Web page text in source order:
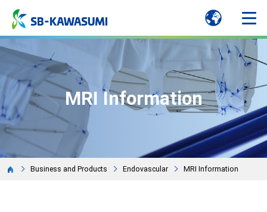
MRI Information
Business and Products Endovascular MRI Information